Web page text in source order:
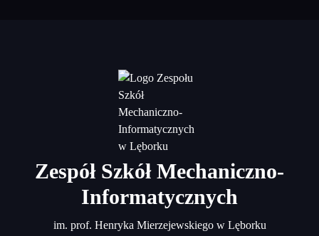
Zespół Szkół Mechaniczno-
Informatycznych
im. prof. Henryka Mierzejewskiego w Lęborku